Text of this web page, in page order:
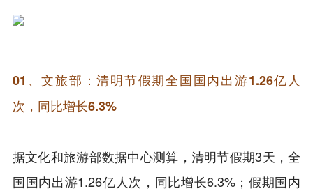
01、文旅部：清明节假期全国国内出游1.26亿人
次，同比增长6.3%
据文化和旅游部数据中心测算，清明节假期3天，全
国国内出游1.26亿人次，同比增长6.3%；假期国内